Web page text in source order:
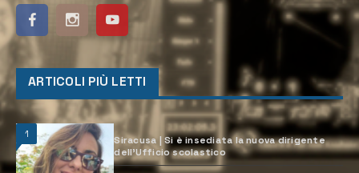
ARTICOLI PIÙ LETTI
1
Siracusa | Si è insediata la nuova dirigente
dell’Ufficio scolastico